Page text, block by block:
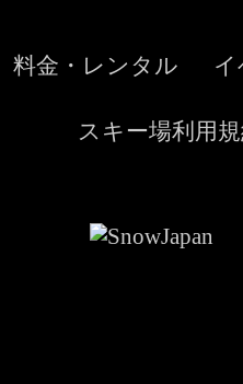
料金・レンタル イ
スキー場利用